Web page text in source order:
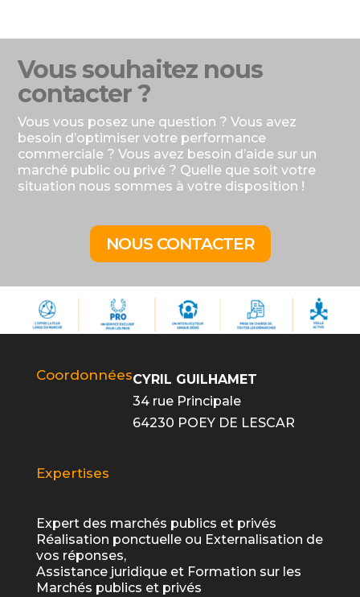
Vous souhaitez nous
contacter ?
Vous vous posez une question ? Vous avez
besoin d’optimiser votre performance
commerciale ? Vous avez besoin d’aide sur un
marché public ou privé ? Quelle que soit votre
situation nous sommes à votre disposition !
NOUS CONTACTER
CoordonnéesCYRIL GUILHAMET
34 rue Principale
64230 POEY DE LESCAR
Expertises
Expert des marchés publics et privés
Réalisation ponctuelle ou Externalisation de
vos réponses,
Assistance juridique et Formation sur les
Marchés publics et privés